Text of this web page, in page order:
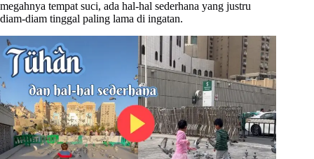
megahnya tempat suci, ada hal-hal sederhana yang justru
diam-diam tinggal paling lama di ingatan.